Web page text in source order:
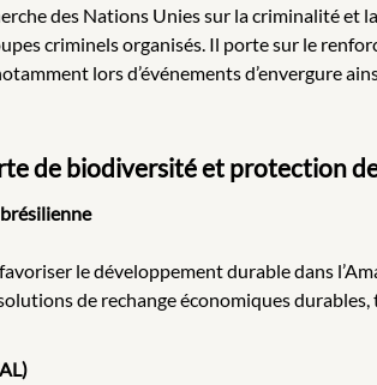
des Nations Unies sur la criminalité et
criminels organisés. Il porte sur le
lors d’événements d’envergure
de biodiversité et protection
le développement durable dans
de rechange économiques durables,